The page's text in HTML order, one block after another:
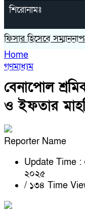
শিরোনামঃ
হিসেবে
Home
গণমাধ্যম
বেনাপোল
ও ইফতার
Reporter Name
Update Time :
২০২৫
/ ১৩৪ Time